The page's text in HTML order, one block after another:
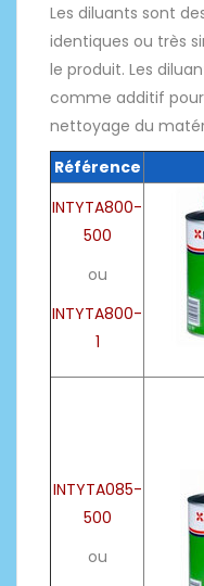
Les diluants sont
identiques ou très
le produit. Les
comme additif
nettoyage du
Référence
INTYTA800-
500
ou
INTYTA800-
1
INTYTA085-
500
ou